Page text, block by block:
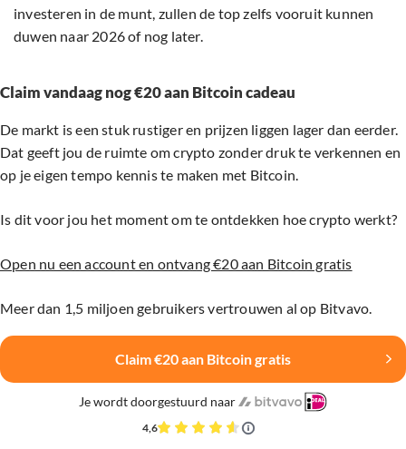
investeren in de munt, zullen de top zelfs vooruit kunnen
duwen naar 2026 of nog later.
Claim vandaag nog €20 aan Bitcoin cadeau
De markt is een stuk rustiger en prijzen liggen lager dan eerder.
Dat geeft jou de ruimte om crypto zonder druk te verkennen en
op je eigen tempo kennis te maken met Bitcoin.
Is dit voor jou het moment om te ontdekken hoe crypto werkt?
Open nu een account en ontvang €20 aan Bitcoin gratis
Meer dan 1,5 miljoen gebruikers vertrouwen al op Bitvavo.
Claim €20 aan Bitcoin gratis
Je wordt doorgestuurd naar
4,6